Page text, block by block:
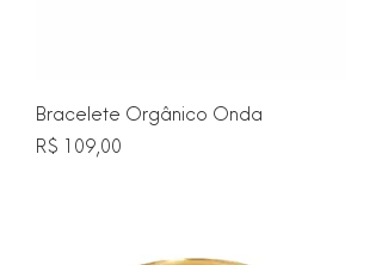
Bracelete Orgânico Onda
Preço
R$ 109,00